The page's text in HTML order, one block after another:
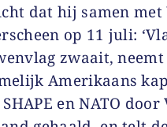
dat hij samen
op 11 juli:
zwaait,
Amerikaans
en NATO door